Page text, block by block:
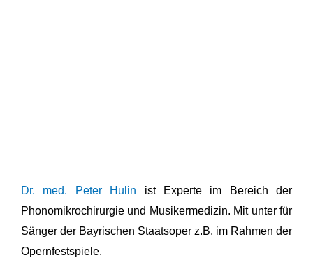
Dr. med. Peter Hulin ist Experte im Bereich der
Phonomikrochirurgie und Musikermedizin. Mit unter für
Sänger der Bayrischen Staatsoper z.B. im Rahmen der
Opernfestspiele.